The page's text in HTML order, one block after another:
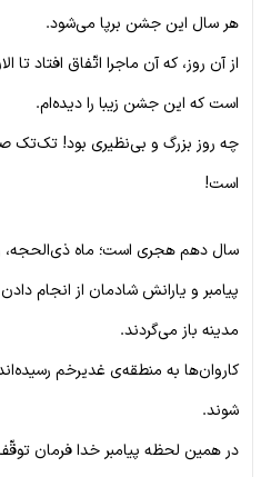
هر سال این جشن برپا می‌شود.
از آن روز، که آن ماجرا اتّفاق افتاد تا
است که این جشن زیبا را دیده‌ام.
چه روز بزرگ و بی‌نظیری بود! تک‌تک
است!
سال دهم هجری است؛ ماه ذی‌الحجه،
پیامبر و یارانش شادمان از انجام
مدینه باز می‌گردند.
کاروان‌ها به منطقه‌ی غدیرخم
شوند.
در همین لحظه پیامبر خدا فرمان